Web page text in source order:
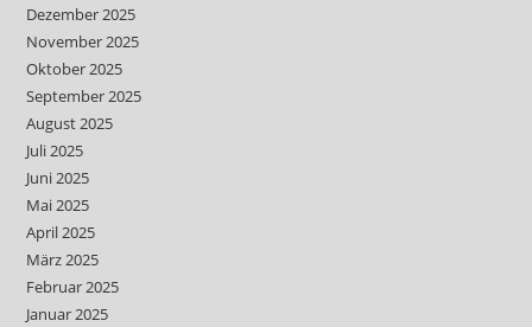
Dezember 2025
November 2025
Oktober 2025
September 2025
August 2025
Juli 2025
Juni 2025
Mai 2025
April 2025
März 2025
Februar 2025
Januar 2025